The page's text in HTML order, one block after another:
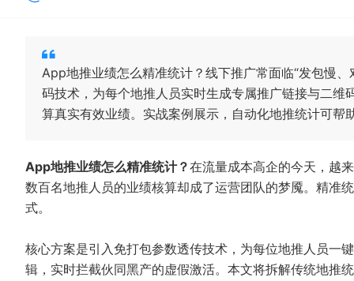
App地推业绩怎么精准统计？线下推广常面临“发包慢
码技术，为每个地推人员实时生成专属推广链接与二
算真实有效业绩。实战案例展示，自动化地推统计可帮
App地推业绩怎么精准统计？在流量成本高企的今天，越
数百名地推人员的业绩核算却成了运营团队的梦魇。精准
式。
核心方案是引入免打包参数透传技术，为每位地推人员一
辑，实时拦截伙同黑产的虚假激活。本文将拆解传统地推